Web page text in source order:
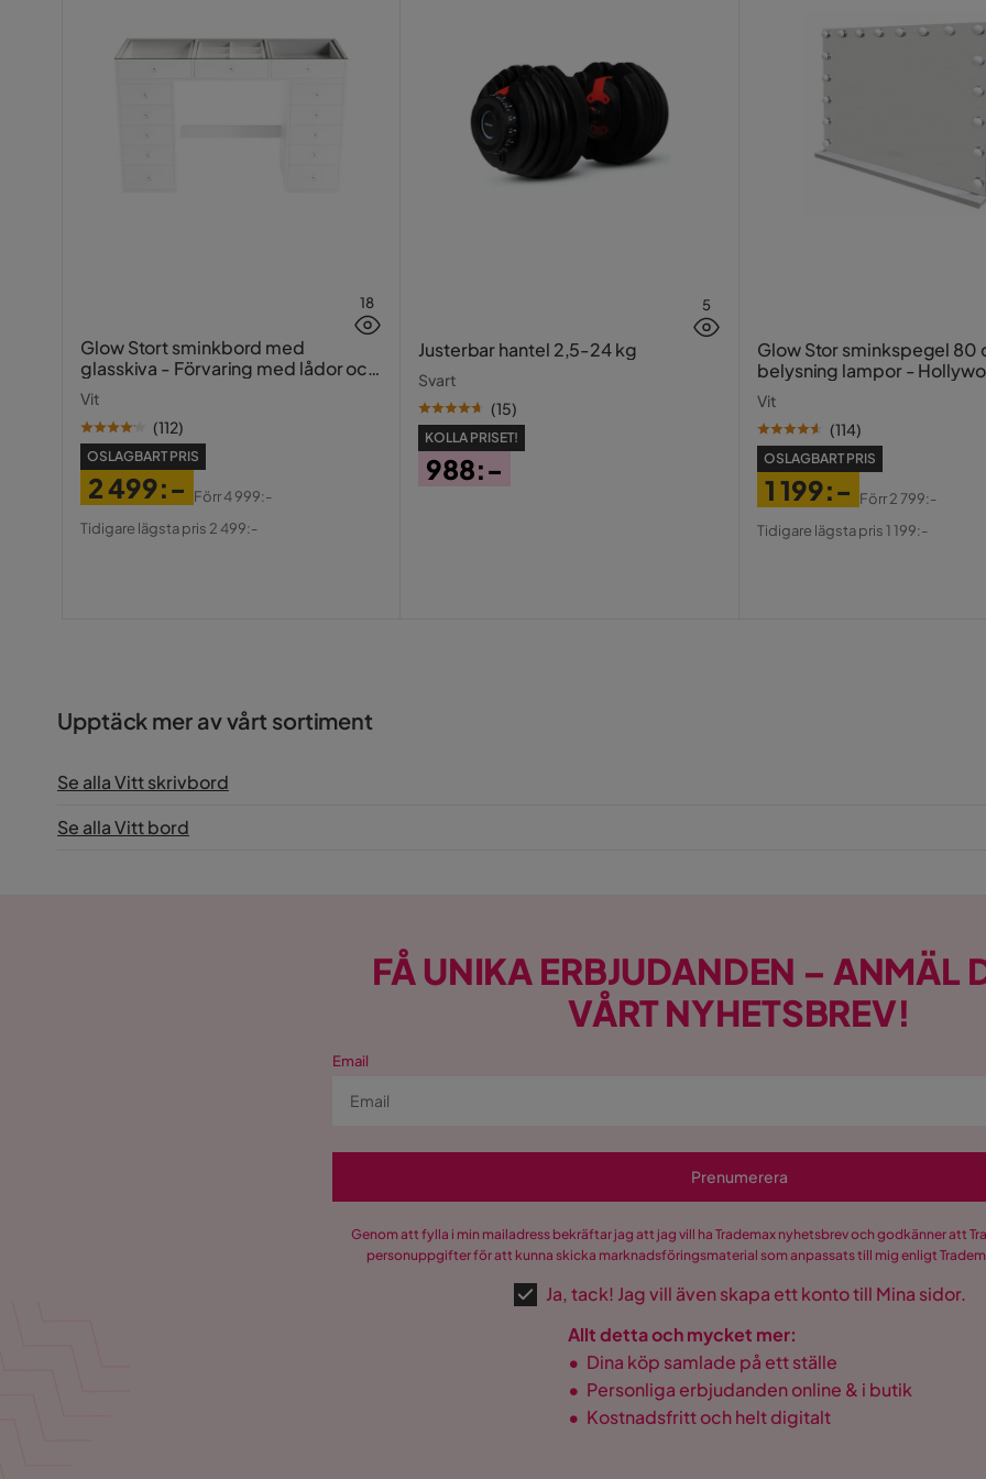
18
Glow Stort sminkbord med
glasskiva - Förvaring med lådor och
Vit
(112)
OSLAGBART PRIS
Pris
2 499:-
Original
Förr4 999:-
Tidigare lägsta pris 2 499:-
5
Justerbar hantel 2,5-24 kg
Svart
(15)
KOLLA PRISET!
988:-
Glow Stor sminkspegel 80
belysning lampor -
spegel med USB-charging
Vit
(114)
OSLAGBART PRIS
Pris
1 199:-
Original
Förr2 799:-
Tidigare lägsta pris 1 199:-
Upptäck mer av vårt sortiment
Se alla Vitt skrivbord
Se alla Vitt bord
FÅ UNIKA ERBJUDANDEN – ANMÄL
VÅRT NYHETSBREV!
Email
Prenumerera
Genom att fylla i min mailadress bekräftar jag att jag vill ha Trademax nyhetsbrev och godkänner att
personuppgifter för att kunna skicka marknadsföringsmaterial som anpassats till mig enligt
Ja, tack! Jag vill även skapa ett konto till Mina sidor.
Allt detta och mycket mer:
• Dina köp samlade på ett ställe
• Personliga erbjudanden online & i butik
• Kostnadsfritt och helt digitalt